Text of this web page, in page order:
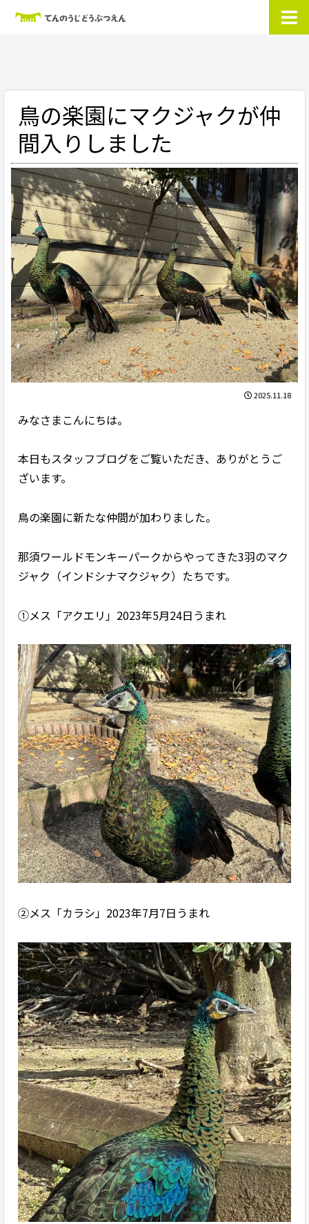
鳥の楽園にマクジャクが仲
間入りしました
2025.11.18
みなさまこんにちは。
本日もスタッフブログをご覧いただき、ありがとうご
ざいます。
鳥の楽園に新たな仲間が加わりました。
那須ワールドモンキーパークからやってきた3羽のマク
ジャク（インドシナマクジャク）たちです。
①メス「アクエリ」2023年5月24日うまれ
②メス「カラシ」2023年7月7日うまれ